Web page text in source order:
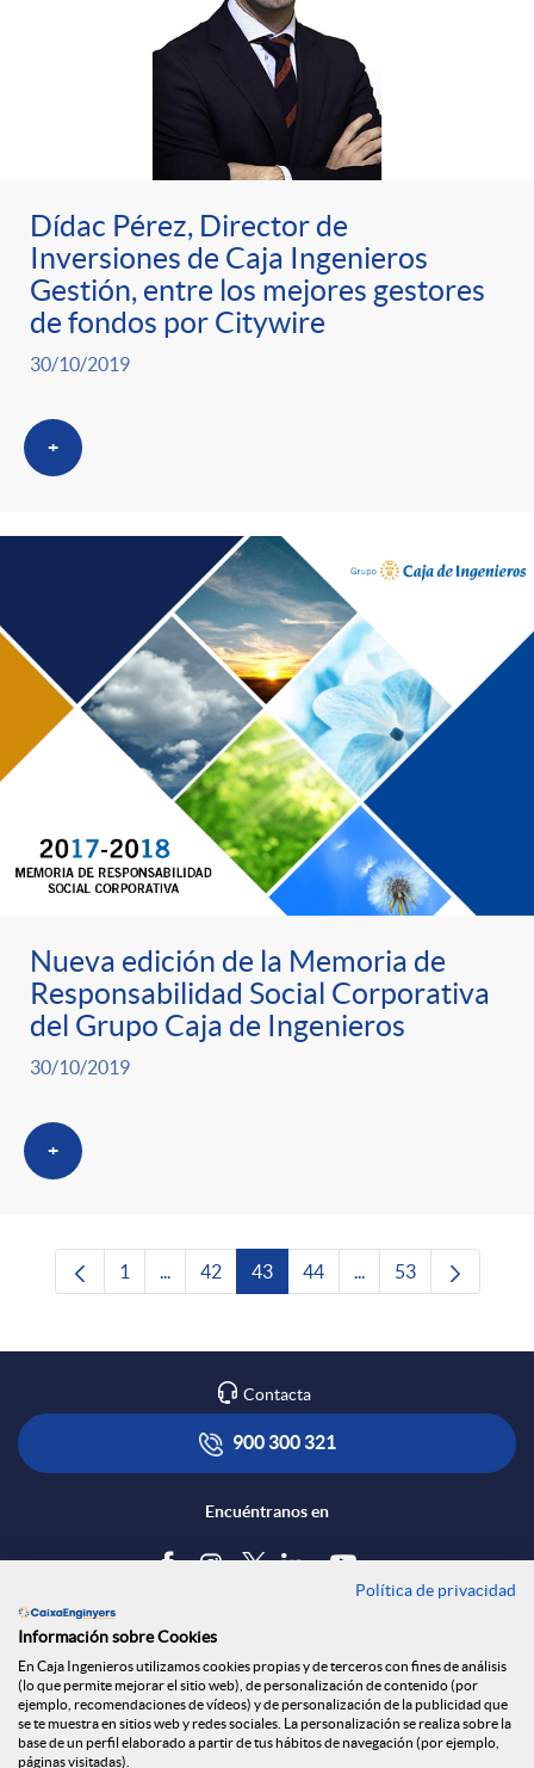
Dídac Pérez, Director de
Inversiones de Caja Ingenieros
Gestión, entre los mejores gestores
de fondos por Citywire
30/10/2019
+
Nueva edición de la Memoria de
Responsabilidad Social Corporativa
del Grupo Caja de Ingenieros
30/10/2019
+
Página
1 ...Páginas intermedias Use TAB para
Página
42 Página
43 Página
44 ...Páginas intermedias
Página
53
Contacta
900 300 321
Encuéntranos en
Tablón de anuncios
Política de cookies
Aviso legal
Seguridad Online
Política de privacidad
Información sobre Cookies
En Caja Ingenieros utilizamos cookies propias y de terceros con fines de análisis
(lo que permite mejorar el sitio web), de personalización de contenido (por
ejemplo, recomendaciones de vídeos) y de personalización de la publicidad que
se te muestra en sitios web y redes sociales. La personalización se realiza sobre la
base de un perfil elaborado a partir de tus hábitos de navegación (por ejemplo,
páginas visitadas).